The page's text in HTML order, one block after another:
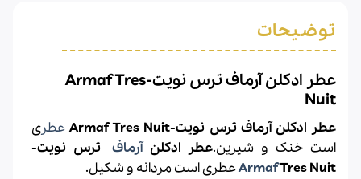
توضیحات
عطر ادکلن آرماف ترس نویت-Armaf Tres
Nuit
عطر ادکلن آرماف ترس نویت-Armaf Tres Nuit عطری
است خنک و شیرین.عطر ادکلنآرماف ترس نویت-
ArmafTres Nuit عطری است مردانه و شکیل.